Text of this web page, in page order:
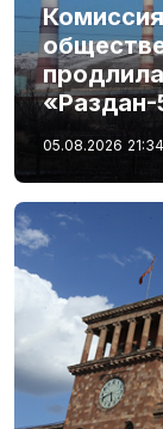
«Раздан-
05.08.2026 21:34